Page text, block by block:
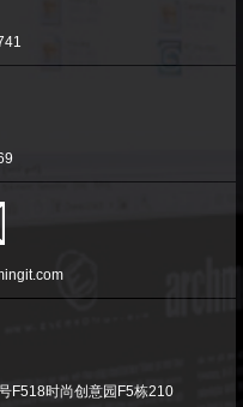
F518时尚创意园F5栋210